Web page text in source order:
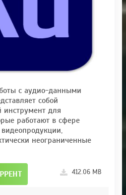
с аудио-данными
собой
инструмент для
работают в сфере
неограниченные
412.06 MB